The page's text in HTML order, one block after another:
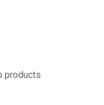
products